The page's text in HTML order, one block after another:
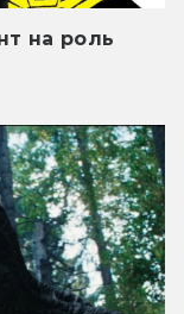
на роль